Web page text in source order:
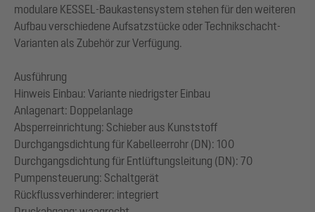
modulare KESSEL-Baukastensystem stehen für den weiteren
Aufbau verschiedene Aufsatzstücke oder Technikschacht-
Varianten als Zubehör zur Verfügung.
Ausführung
Hinweis Einbau: Variante niedrigster Einbau
Anlagenart: Doppelanlage
Absperreinrichtung: Schieber aus Kunststoff
Durchgangsdichtung für Kabelleerrohr (DN): 100
Durchgangsdichtung für Entlüftungsleitung (DN): 70
Pumpensteuerung: Schaltgerät
Rückflussverhinderer: integriert